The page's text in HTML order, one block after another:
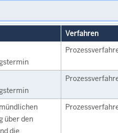
Verfahren
über den
die